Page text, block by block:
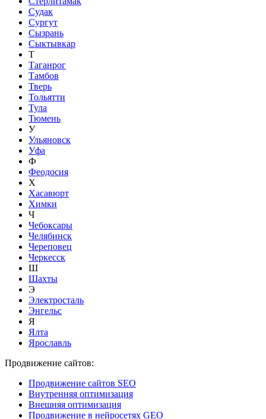
Судак
Сургут
Сызрань
Сыктывкар
Т
Таганрог
Тамбов
Тверь
Тольятти
Тула
Тюмень
У
Ульяновск
Уфа
Ф
Феодосия
Х
Хасавюрт
Химки
Ч
Чебоксары
Челябинск
Череповец
Черкесск
Ш
Шахты
Э
Электросталь
Энгельс
Я
Ялта
Ярославль
Продвижение сайтов:
Продвижение сайтов SEO
Внутренняя оптимизация
Внешняя оптимизация
Продвижение в нейросетях GEO